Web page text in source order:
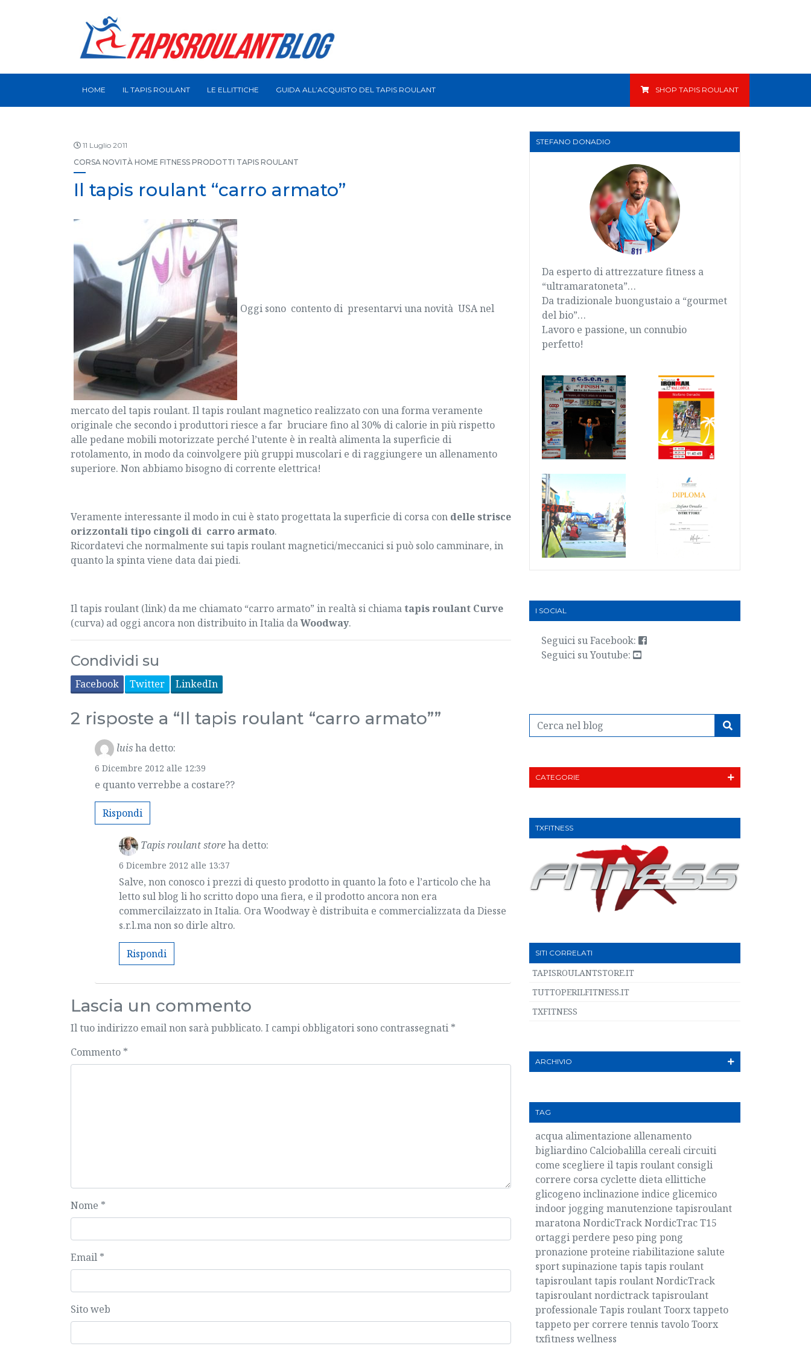
HOME IL TAPIS ROULANT LE ELLITTICHE GUIDA ALL’ACQUISTO DEL TAPIS ROULANT SHOP TAPIS ROULANT
11 Luglio 2011
CORSA NOVITÀ HOME FITNESS PRODOTTI TAPIS ROULANT
Il tapis roulant “carro armato”
Oggi sono contento di presentarvi una novità USA nel
mercato deltapis roulant. Iltapis roulant magneticorealizzato con una forma veramente
originale che secondo i produttori riesce a far bruciare fino al 30% di calorie in più rispetto
alle pedane mobili motorizzate perché l’utente è in realtà alimenta la superficie di
rotolamento, in modo da coinvolgere più gruppi muscolari e di raggiungere un allenamento
superiore. Non abbiamo bisogno di corrente elettrica!
Veramente interessante il modo in cui è stato progettata la superficie di corsa con delle strisce
orizzontali tipo cingoli di carro armato.
Ricordatevi che normalmente sui tapis roulant magnetici/meccanici si può solo camminare, in
quanto la spinta viene data dai piedi.
Il tapis roulant (link) da me chiamato “carro armato” in realtà si chiamatapis roulant Curve
(curva) ad oggi ancora non distribuito in Italia daWoodway.
Condividi su
Facebook Twitter LinkedIn
2 risposte a “Il tapis roulant “carro armato””
luisha detto:
6 Dicembre 2012 alle 12:39
e quanto verrebbe a costare??
Rispondi
Tapis roulant storeha detto:
6 Dicembre 2012 alle 13:37
Salve, non conosco i prezzi di questo prodotto in quanto la foto e l’articolo che ha
letto sul blog li ho scritto dopo una fiera, e il prodotto ancora non era
commercilaizzato in Italia. Ora Woodway è distribuita e commercializzata da Diesse
s.r.l.ma non so dirle altro.
Rispondi
Lascia un commento
Il tuo indirizzo email non sarà pubblicato. I campi obbligatori sono contrassegnati *
Commento *
Nome *
Email *
Sito web
STEFANO DONADIO
Da esperto di attrezzature fitness a
“ultramaratoneta”…
Da tradizionale buongustaio a “gourmet
del bio”…
Lavoro e passione, un connubio
perfetto!
I SOCIAL
Seguici su Facebook:
Seguici su Youtube:
CATEGORIE
TXFITNESS
SITI CORRELATI
TAPISROULANTSTORE.IT
TUTTOPERILFITNESS.IT
TXFITNESS
ARCHIVIO
TAG
acqua alimentazione allenamento
bigliardino Calciobalilla cereali circuiti
come scegliere il tapis roulant consigli
correre corsa cyclette dieta ellittiche
glicogenoinclinazione indice glicemico
indoorjogging manutenzione tapisroulant
maratonaNordicTrackNordicTrac T15
ortaggiperdere pesoping pong
pronazione proteine riabilitazione salute
sport supinazione tapis tapis roulant
tapisroulanttapis roulant NordicTrack
tapisroulant nordictracktapisroulant
professionale Tapis roulant Toorxtappeto
tappeto per correre tennis tavoloToorx
txfitness wellness